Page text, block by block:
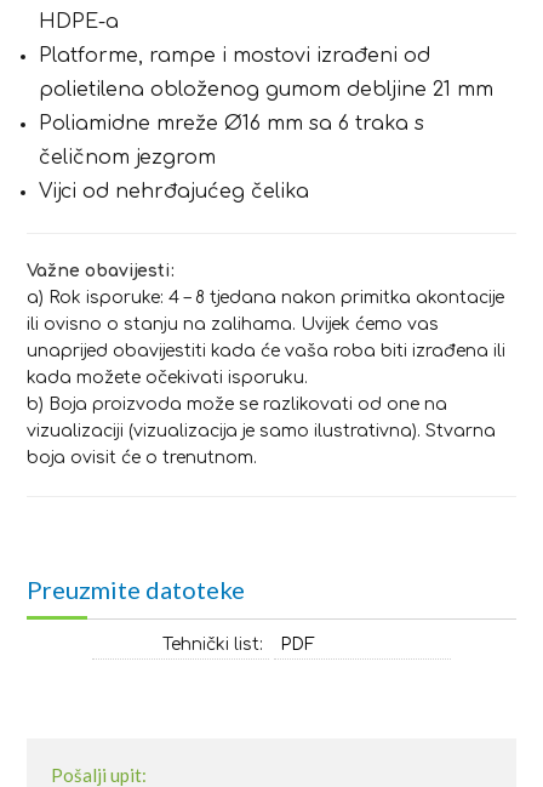
HDPE-a
Platforme, rampe i mostovi izrađeni od
polietilena obloženog gumom debljine 21 mm
Poliamidne mreže Ø16 mm sa 6 traka s
čeličnom jezgrom
Vijci od nehrđajućeg čelika
Važne obavijesti:
a) Rok isporuke: 4 – 8 tjedana nakon primitka akontacije
ili ovisno o stanju na zalihama. Uvijek ćemo vas
unaprijed obavijestiti kada će vaša roba biti izrađena ili
kada možete očekivati isporuku.
b) Boja proizvoda može se razlikovati od one na
vizualizaciji (vizualizacija je samo ilustrativna). Stvarna
boja ovisit će o trenutnom.
Preuzmite datoteke
Tehnički list: PDF
Pošalji upit: